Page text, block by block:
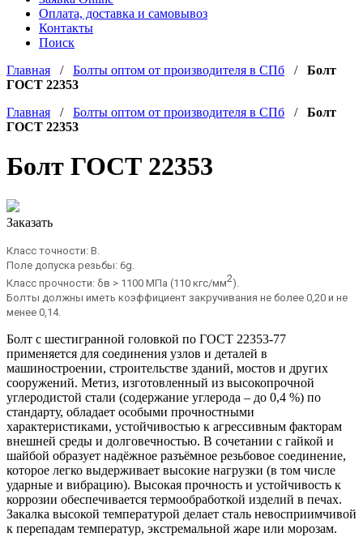
Оплата, доставка и самовывоз
Контакты
Поиск
Главная / Болты оптом от производителя в СПб / Болт
ГОСТ 22353
Главная / Болты оптом от производителя в СПб / Болт
ГОСТ 22353
Болт ГОСТ 22353
Заказать
Класс точности: B.
Поле допуска резьбы: 6g.
Класс прочности: δв > 1100 МПа (110 кгс/мм2).
Болты должны иметь коэффициент закручивания не более 0,20 и не
менее 0,14.
Болт с шестигранной головкой по ГОСТ 22353-77
применяется для соединения узлов и деталей в
машиностроении, строительстве зданий, мостов и других
сооружений. Метиз, изготовленный из высокопрочной
углеродистой стали (содержание углерода – до 0,4 %) по
стандарту, обладает особыми прочностными
характеристиками, устойчивостью к агрессивным факторам
внешней среды и долговечностью. В сочетании с гайкой и
шайбой образует надёжное разъёмное резьбовое соединение,
которое легко выдерживает высокие нагрузки (в том числе
ударные и вибрацию). Высокая прочность и устойчивость к
коррозии обеспечивается термообработкой изделий в печах.
Закалка высокой температурой делает сталь невосприимчивой
к перепадам температур, экстремальной жаре или морозам.